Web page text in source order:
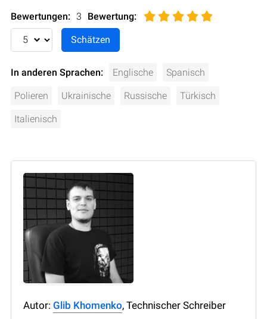
Bewertungen: 3 Bewertung:
In anderen Sprachen: Englische Spanisch
Polieren Ukrainische Russische Türkisch
Italienisch
Autor: Glib Khomenko, Technischer Schreiber